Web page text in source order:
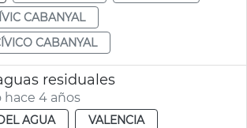
CABANYAL
CABANYAL
residuales
4 años
AGUA
VALENCIA